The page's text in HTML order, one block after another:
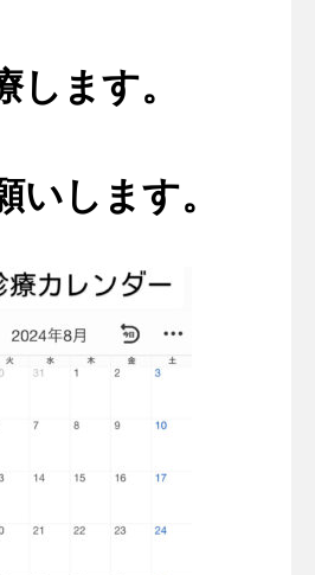
します。
いします。